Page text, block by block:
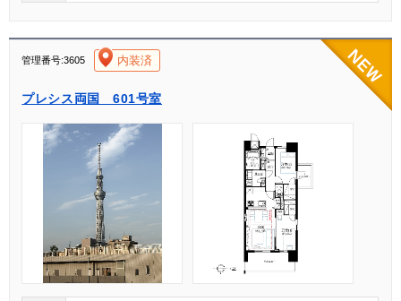
管理番号:3605 内装済
プレシス両国 601号室
[004]